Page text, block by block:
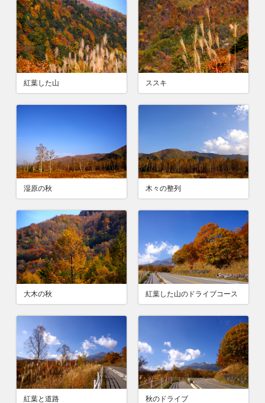
紅葉した山 ススキ
湿原の秋 木々の整列
大木の秋 紅葉した山のドライブコース
秋のドライブ
紅葉と道路